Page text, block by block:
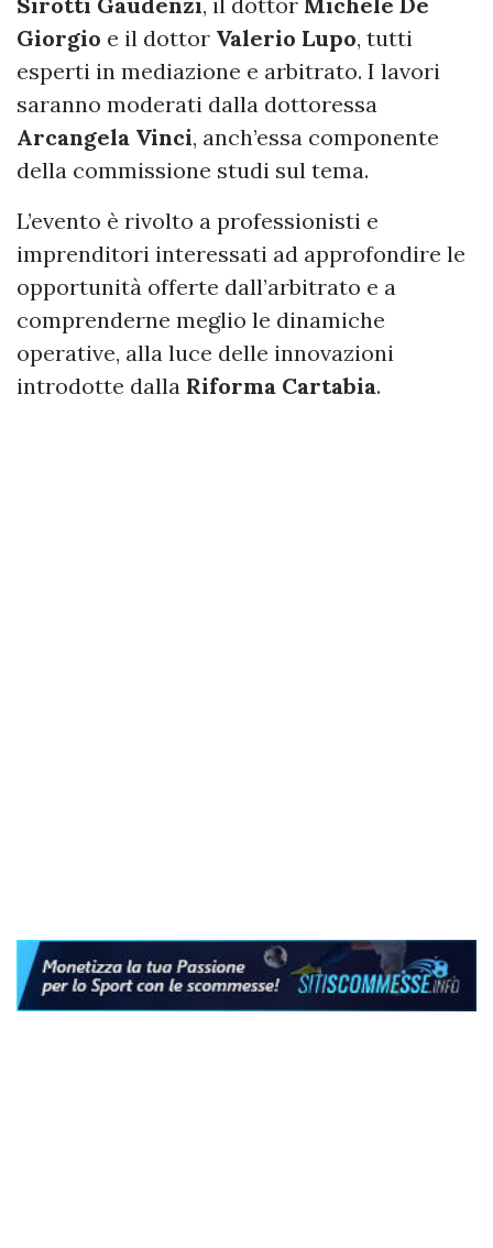
Giorgio e il dottor Valerio Lupo, tutti
esperti in mediazione e arbitrato. I lavori
saranno moderati dalla dottoressa
Arcangela Vinci, anch’essa componente
della commissione studi sul tema.
L’evento è rivolto a professionisti e
imprenditori interessati ad approfondire le
opportunità offerte dall’arbitrato e a
comprenderne meglio le dinamiche
operative, alla luce delle innovazioni
introdotte dalla Riforma Cartabia.